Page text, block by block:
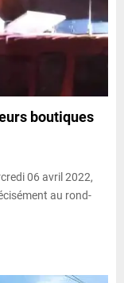
boutiques
06 avril 2022,
au rond-